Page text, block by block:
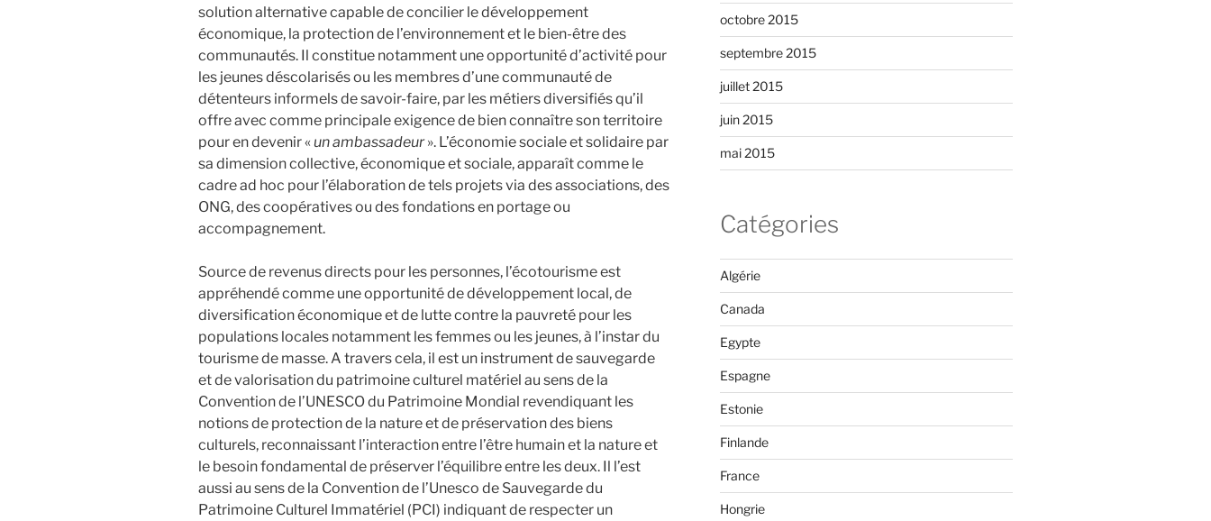
solution alternative capable de concilier le développement
économique, la protection de l’environnement et le bien-être des
communautés. Il constitue notamment une opportunité d’activité pour
les jeunes déscolarisés ou les membres d’une communauté de
détenteurs informels de savoir-faire, par les métiers diversifiés qu’il
offre avec comme principale exigence de bien connaître son territoire
pour en devenir «un ambassadeur». L’économie sociale et solidaire par
sa dimension collective, économique et sociale, apparaît comme le
cadre ad hoc pour l’élaboration de tels projets via des associations, des
ONG, des coopératives ou des fondations en portage ou
accompagnement.
Source de revenus directs pour les personnes, l’écotourisme est
appréhendé comme une opportunité de développement local, de
diversification économique et de lutte contre la pauvreté pour les
populations locales notamment les femmes ou les jeunes, à l’instar du
tourisme de masse. A travers cela, il est un instrument de sauvegarde
et de valorisation du patrimoine culturel matériel au sens de la
Convention de l’UNESCO du Patrimoine Mondial revendiquant les
notions de protection de la nature et de préservation des biens
culturels, reconnaissant l’interaction entre l’être humain et la nature et
le besoin fondamental de préserver l’équilibre entre les deux. Il l’est
aussi au sens de la Convention de l’Unesco de Sauvegarde du
Patrimoine Culturel Immatériel (PCI) indiquant de respecter un
octobre 2015
septembre 2015
juillet 2015
juin 2015
mai 2015
Catégories
Algérie
Canada
Egypte
Espagne
Estonie
Finlande
France
Hongrie